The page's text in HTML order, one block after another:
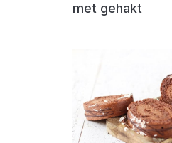
met gehakt